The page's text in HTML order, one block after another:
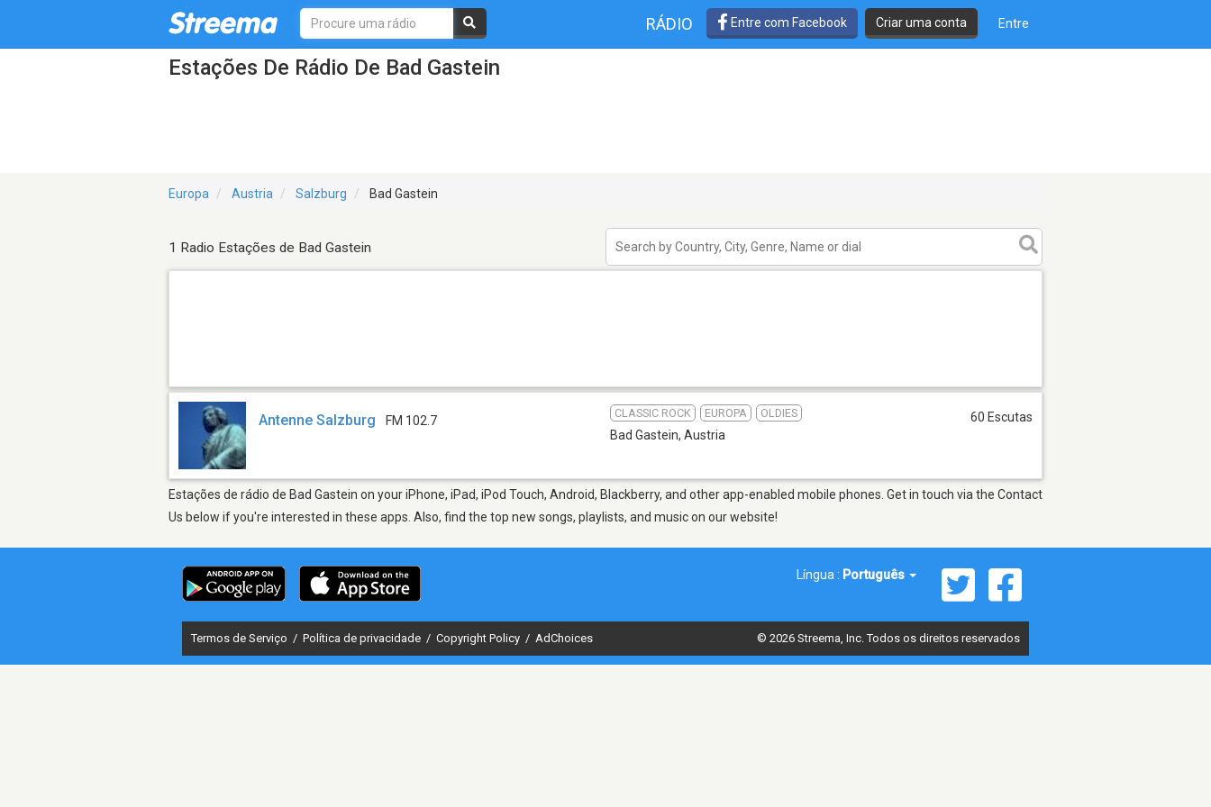
RÁDIO Entre com Facebook Criar uma conta Entre
Estações De Rádio De Bad Gastein
Europa Austria Salzburg Bad Gastein
1 Radio Estações de Bad Gastein
Antenne Salzburg FM 102.7
CLASSIC ROCK EUROPA OLDIES
Bad Gastein, Austria
60 Escutas
Estações de rádio de Bad Gastein on your iPhone, iPad, iPod Touch, Android, Blackberry, and other app-enabled mobile phones. Get in touch via the Contact
Us below if you're interested in these apps. Also, find the top new songs, playlists, and music on our website!
Língua : Português
Termos de Serviço / Política de privacidade / Copyright Policy / AdChoices © 2026 Streema, Inc. Todos os direitos reservados